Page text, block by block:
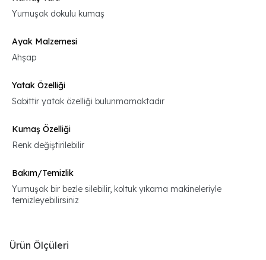
Yumuşak dokulu kumaş
Ayak Malzemesi
Ahşap
Yatak Özelliği
Sabittir yatak özelliği bulunmamaktadır
Kumaş Özelliği
Renk değiştirilebilir
Bakım/Temizlik
Yumuşak bir bezle silebilir, koltuk yıkama makineleriyle
temizleyebilirsiniz
Ürün Ölçüleri